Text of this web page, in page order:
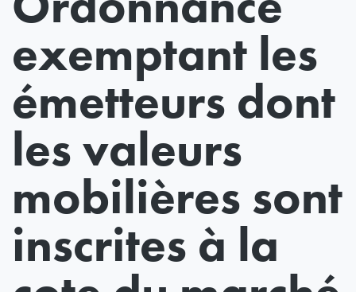
exemptant les
émetteurs dont
les valeurs
mobilières sont
inscrites à la